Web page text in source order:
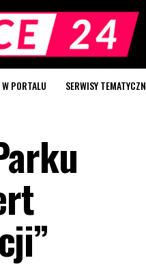
PORTALU SERWISY